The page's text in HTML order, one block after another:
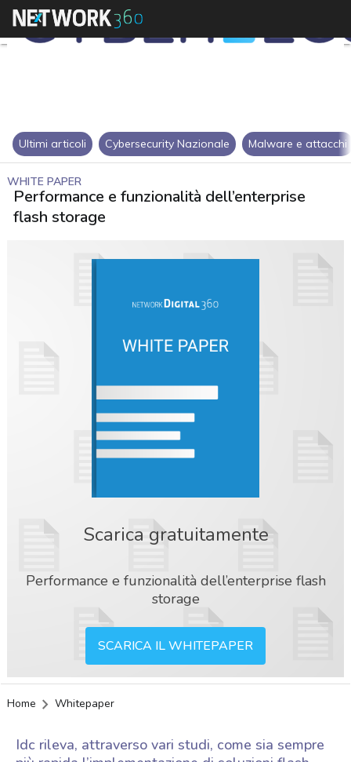
Ultimi articoli Cybersecurity Nazionale Malware e attacchi
WHITE PAPER
Performance e funzionalità dell’enterprise
flash storage
Scarica gratuitamente
Performance e funzionalità dell’enterprise flash
storage
SCARICA IL WHITEPAPER
Home Whitepaper
Idc rileva, attraverso vari studi, come sia sempre